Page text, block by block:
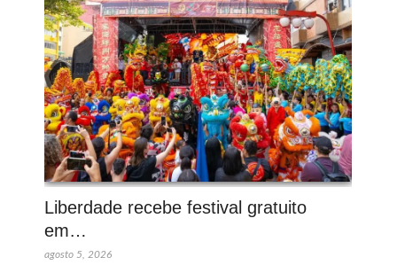
Liberdade recebe festival gratuito
em…
agosto 5, 2026